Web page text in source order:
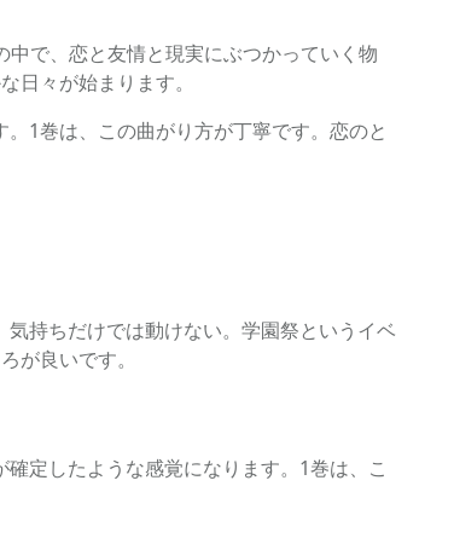
で、恋と友情と現実にぶつかっていく物
日々が始まります。
1巻は、この曲がり方が丁寧です。恋のと
持ちだけでは動けない。学園祭というイベ
が良いです。
定したような感覚になります。1巻は、こ